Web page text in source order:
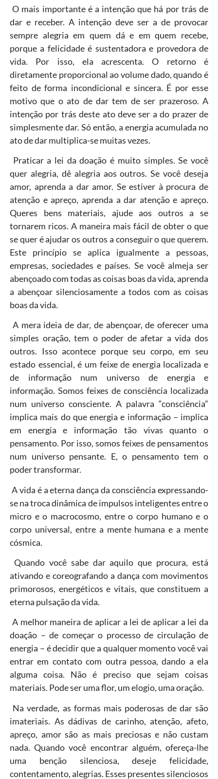
O mais importante é a intenção que há por trás de
dar e receber. A intenção deve ser a de provocar
sempre alegria em quem dá e em quem recebe,
porque a felicidade é sustentadora e provedora de
vida. Por isso, ela acrescenta. O retorno é
diretamente proporcional ao volume dado, quando é
feito de forma incondicional e sincera. É por esse
motivo que o ato de dar tem de ser prazeroso. A
intenção por trás deste ato deve ser a do prazer de
simplesmente dar. Só então, a energia acumulada no
ato de dar multiplica-se muitas vezes.
Praticar a lei da doação é muito simples. Se você
quer alegria, dê alegria aos outros. Se você deseja
amor, aprenda a dar amor. Se estiver à procura de
atenção e apreço, aprenda a dar atenção e apreço.
Queres bens materiais, ajude aos outros a se
tornarem ricos. A maneira mais fácil de obter o que
se quer é ajudar os outros a conseguir o que querem.
Este princípio se aplica igualmente a pessoas,
empresas, sociedades e países. Se você almeja ser
abençoado com todas as coisas boas da vida, aprenda
a abençoar silenciosamente a todos com as coisas
boas da vida.
A mera ideia de dar, de abençoar, de oferecer uma
simples oração, tem o poder de afetar a vida dos
outros. Isso acontece porque seu corpo, em seu
estado essencial, é um feixe de energia localizada e
de informação num universo de energia e
informação. Somos feixes de consciência localizada
num universo consciente. A palavra “consciência”
implica mais do que energia e informação – implica
em energia e informação tão vivas quanto o
pensamento. Por isso, somos feixes de pensamentos
num universo pensante. E, o pensamento tem o
poder transformar.
A vida é a eterna dança da consciência expressando-
se na troca dinâmica de impulsos inteligentes entre o
micro e o macrocosmo, entre o corpo humano e o
corpo universal, entre a mente humana e a mente
cósmica.
Quando você sabe dar aquilo que procura, está
ativando e coreografando a dança com movimentos
primorosos, energéticos e vitais, que constituem a
eterna pulsação da vida.
A melhor maneira de aplicar a lei de aplicar a lei da
doação – de começar o processo de circulação de
energia – é decidir que a qualquer momento você vai
entrar em contato com outra pessoa, dando a ela
alguma coisa. Não é preciso que sejam coisas
materiais. Pode ser uma flor, um elogio, uma oração.
Na verdade, as formas mais poderosas de dar são
imateriais. As dádivas de carinho, atenção, afeto,
apreço, amor são as mais preciosas e não custam
nada. Quando você encontrar alguém, ofereça-lhe
uma benção silenciosa, deseje felicidade,
contentamento, alegrias. Esses presentes silenciosos